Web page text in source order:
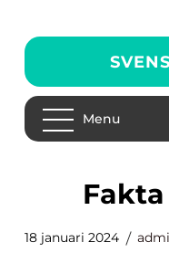
Menu
18 januari 2024